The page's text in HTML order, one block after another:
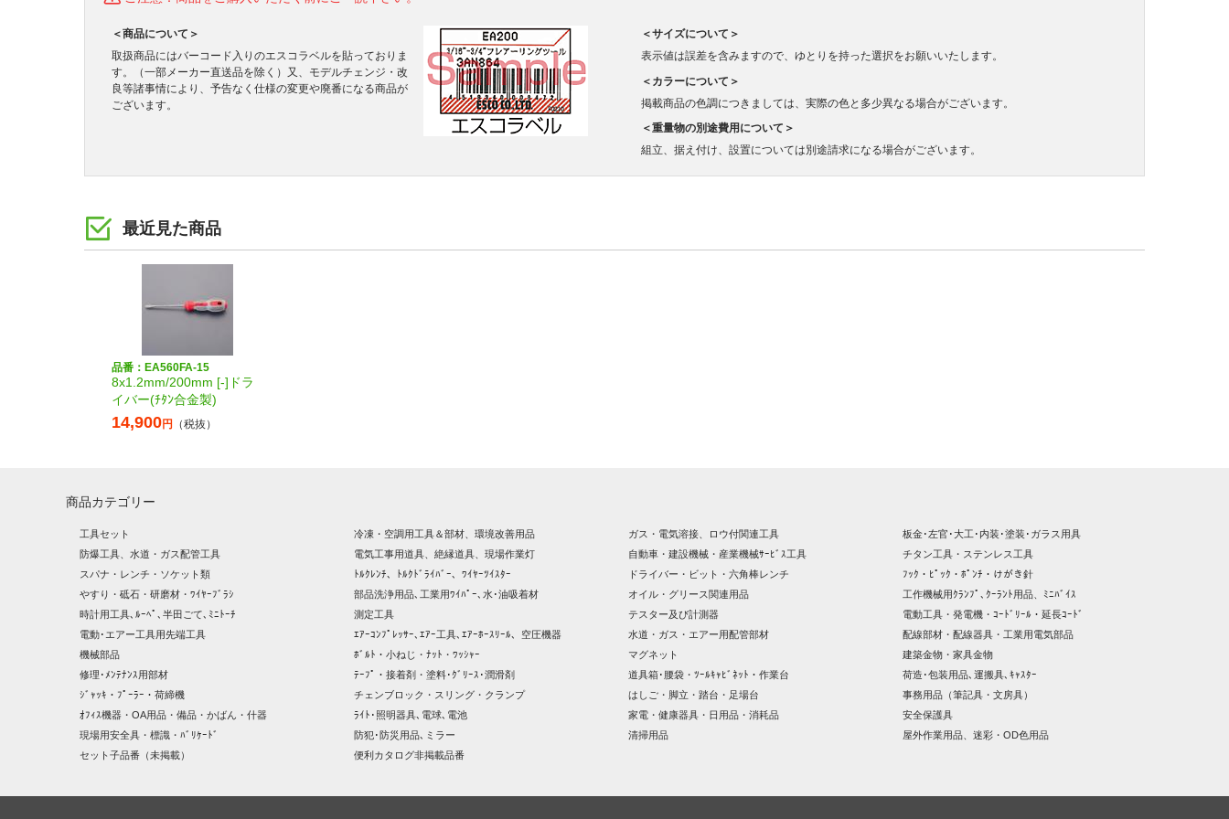
＜商品について＞
取扱商品にはバーコード入りのエスコラベルを貼っておりま
す。（一部メーカー直送品を除く）又、モデルチェンジ・改
良等諸事情により、予告なく仕様の変更や廃番になる商品が
ございます。
＜サイズについて＞
表示値は誤差を含みますので、ゆとりを持った選択をお願いいたします。
＜カラーについて＞
掲載商品の色調につきましては、実際の色と多少異なる場合がございます。
＜重量物の別途費用について＞
組立、据え付け、設置については別途請求になる場合がございます。
最近見た商品
品番：EA560FA-15
8x1.2mm/200mm [-]ドラ
イバー(ﾁﾀﾝ合金製)
14,900円 （税抜）
商品カテゴリー
工具セット 冷凍・空調用工具＆部材、環境改善用品 ガス・電気溶接、ロウ付関連工具
板金･左官･大工･内装･塗装･ガラス用具
防爆工具、水道・ガス配管工具
電気工事用道具、絶縁道具、現場作業灯 自動車・建設機械・産業機械ｻｰﾋﾞｽ工具
チタン工具・ステンレス工具
スパナ・レンチ・ソケット類
ﾄﾙｸﾚﾝﾁ、ﾄﾙｸﾄﾞﾗｲﾊﾞｰ、ﾜｲﾔｰﾂｲｽﾀｰ ドライバー・ビット・六角棒レンチ
ﾌｯｸ・ﾋﾟｯｸ・ﾎﾟﾝﾁ・けがき針
やすり・砥石・研磨材・ﾜｲﾔｰﾌﾞﾗｼ
部品洗浄用品､工業用ﾜｲﾊﾟｰ､水･油吸着材 オイル・グリース関連用品
工作機械用ｸﾗﾝﾌﾟ､ｸｰﾗﾝﾄ用品、ﾐﾆﾊﾞｲｽ
時計用工具､ﾙｰﾍﾟ､半田ごて､ﾐﾆﾄｰﾁ
測定工具 テスター及び計測器
電動工具・発電機・ｺｰﾄﾞﾘｰﾙ・延長ｺｰﾄﾞ
電動･エアー工具用先端工具
ｴｱｰｺﾝﾌﾟﾚｯｻｰ､ｴｱｰ工具､ｴｱｰﾎｰｽﾘｰﾙ、空圧機器 水道・ガス・エアー用配管部材
配線部材・配線器具・工業用電気部品
機械部品
ﾎﾞﾙﾄ・小ねじ・ﾅｯﾄ・ﾜｯｼｬｰ マグネット
建築金物・家具金物
修理･ﾒﾝﾃﾅﾝｽ用部材
ﾃｰﾌﾟ・接着剤・塗料･ｸﾞﾘｰｽ･潤滑剤 道具箱･腰袋・ﾂｰﾙｷｬﾋﾞﾈｯﾄ・作業台
荷造･包装用品､運搬具､ｷｬｽﾀｰ
ｼﾞｬｯｷ・ﾌﾟｰﾗｰ・荷締機
チェンブロック・スリング・クランプ はしご・脚立・踏台・足場台
事務用品（筆記具・文房具）
ｵﾌｨｽ機器・OA用品・備品・かばん・什器
ﾗｲﾄ･照明器具､電球､電池 家電・健康器具・日用品・消耗品
安全保護具
現場用安全具・標識・ﾊﾞﾘｹｰﾄﾞ
防犯･防災用品､ミラー 清掃用品
屋外作業用品、迷彩・OD色用品
セット子品番（未掲載）
便利カタログ非掲載品番